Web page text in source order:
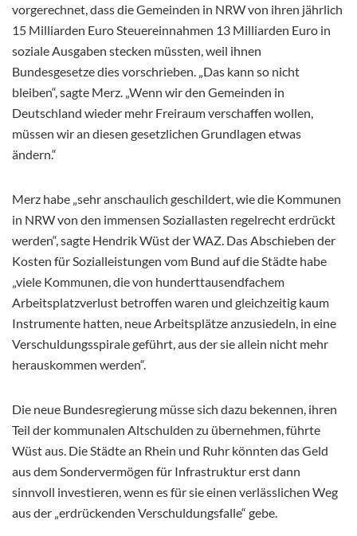
vorgerechnet, dass die Gemeinden in NRW von ihren jährlich
15 Milliarden Euro Steuereinnahmen 13 Milliarden Euro in
soziale Ausgaben stecken müssten, weil ihnen
Bundesgesetze dies vorschrieben. „Das kann so nicht
bleiben“, sagte Merz. „Wenn wir den Gemeinden in
Deutschland wieder mehr Freiraum verschaffen wollen,
müssen wir an diesen gesetzlichen Grundlagen etwas
ändern.“
Merz habe „sehr anschaulich geschildert, wie die Kommunen
in NRW von den immensen Soziallasten regelrecht erdrückt
werden“, sagte Hendrik Wüst der WAZ. Das Abschieben der
Kosten für Sozialleistungen vom Bund auf die Städte habe
„viele Kommunen, die von hunderttausendfachem
Arbeitsplatzverlust betroffen waren und gleichzeitig kaum
Instrumente hatten, neue Arbeitsplätze anzusiedeln, in eine
Verschuldungsspirale geführt, aus der sie allein nicht mehr
herauskommen werden“.
Die neue Bundesregierung müsse sich dazu bekennen, ihren
Teil der kommunalen Altschulden zu übernehmen, führte
Wüst aus. Die Städte an Rhein und Ruhr könnten das Geld
aus dem Sondervermögen für Infrastruktur erst dann
sinnvoll investieren, wenn es für sie einen verlässlichen Weg
aus der „erdrückenden Verschuldungsfalle“ gebe.